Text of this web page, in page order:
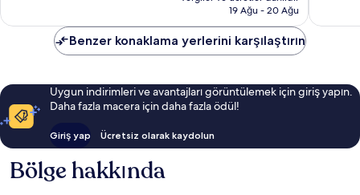
1.233 TL
19 Ağu - 20 Ağu
Benzer konaklama yerlerini karşılaştırın
Uygun indirimleri ve avantajları görüntülemek için giriş yapın.
Daha fazla macera için daha fazla ödül!
Giriş yap Ücretsiz olarak kaydolun
Bölge hakkında